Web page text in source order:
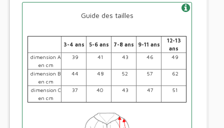
Guide des tailles
3-4 ans 5-6 ans 7-8 ans 9-11 ans
12-13
ans
dimension A
en cm
39 41 43 46 49
dimension B
en cm
44 48 52 57 62
dimension C
en cm
37 40 43 47 51